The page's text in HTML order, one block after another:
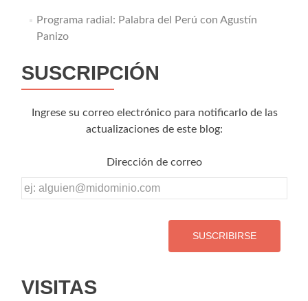
Programa radial: Palabra del Perú con Agustín
Panizo
SUSCRIPCIÓN
Ingrese su correo electrónico para notificarlo de las
actualizaciones de este blog:
Dirección de correo
Dirección
de
correo
VISITAS